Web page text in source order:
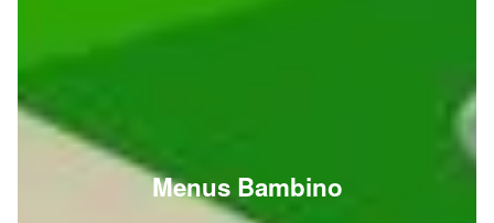
Menus Bambino